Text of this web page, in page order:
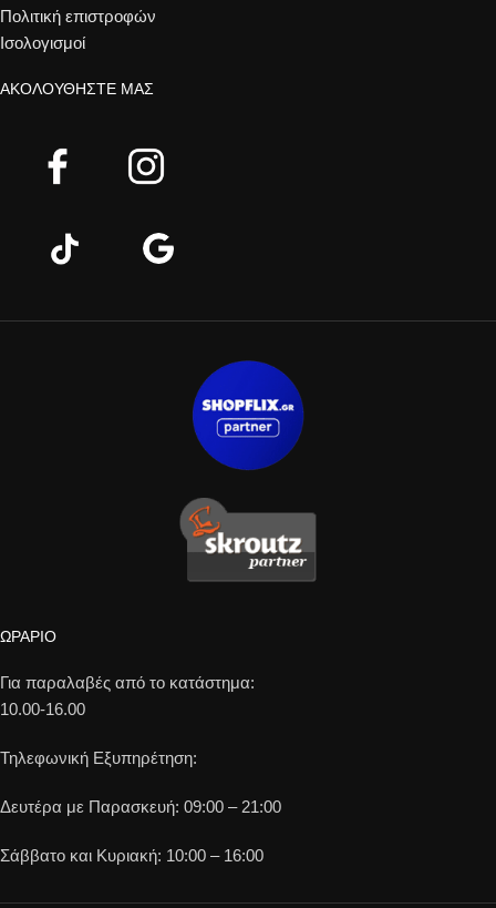
Πολιτική επιστροφών
Ισολογισμοί
ΑΚΟΛΟΥΘΉΣΤΕ ΜΑΣ
ΩΡΑΡΙΟ
Για παραλαβές από το κατάστημα:
10.00-16.00
Τηλεφωνική Εξυπηρέτηση:
Δευτέρα με Παρασκευή: 09:00 – 21:00
Σάββατο και Κυριακή: 10:00 – 16:00